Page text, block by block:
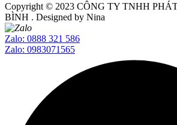
Copyright © 2023 CÔNG TY TNHH
BÌNH . Designed by Nina
Zalo: 0888 321 586
Zalo: 0983071565